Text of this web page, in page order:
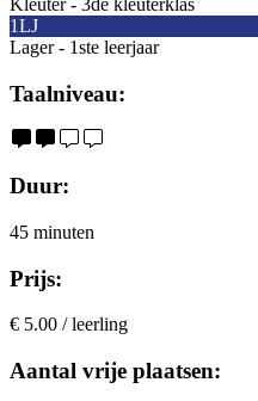
Kleuter - 3de kleuterklas
1LJ
Lager - 1ste leerjaar
Taalniveau:
Duur:
45 minuten
Prijs:
€ 5.00 / leerling
Aantal vrije plaatsen: